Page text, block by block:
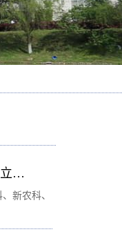
立…
新农科、